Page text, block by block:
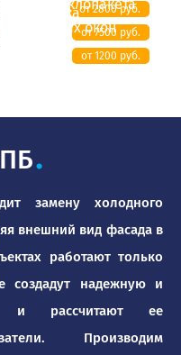
от 2800 руб.
стеклопакета
от 7500 руб.
окон
от 1200 руб.
.
замену холодного
внешний вид фасада в
работают только
создадут надежную и
и рассчитают ее
Производим